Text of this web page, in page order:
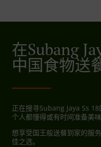
在Subang
中国食物送
正在搜寻Subang Jaya Ss
个人都懂得或有时间准备美味
想享受国王般送餐到家的服
佳之选。